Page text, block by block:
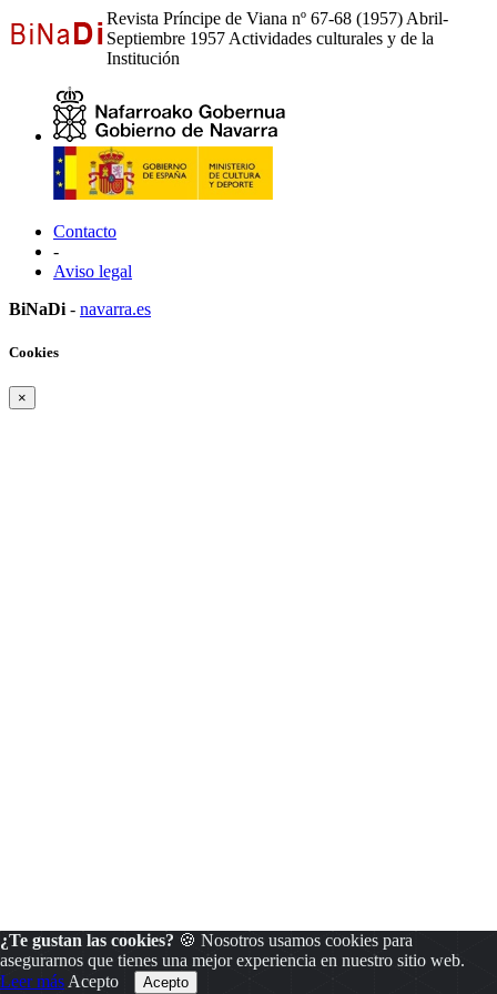
Revista Príncipe de Viana nº 67-68 (1957) Abril-
Septiembre 1957 Actividades culturales y de la
Institución
Contacto
-
Aviso legal
BiNaDi - navarra.es
¿Te gustan las cookies? 🍪 Nosotros usamos cookies para
asegurarnos que tienes una mejor experiencia en nuestro sitio web.
Leer más Acepto
Cookies
×